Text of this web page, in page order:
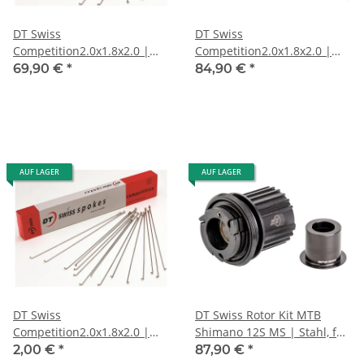
DT Swiss
Competition2.0x1.8x2.0 |
288mm, Kart.100 St., silber,
69,90 € *
DT Swiss
Competition2.0x1.8x2.0 |
290mm, Kart.100 St., sw.,
84,90 € *
AUF LAGER
DT Swiss
Competition2.0x1.8x2.0 |
290mm,.1 St., silber, ohne
2,00 € *
AUF LAGER
DT Swiss Rotor Kit MTB
Shimano 12S MS | Stahl, für
142/148/12mm TA, 3-Pawl
87,90 € *